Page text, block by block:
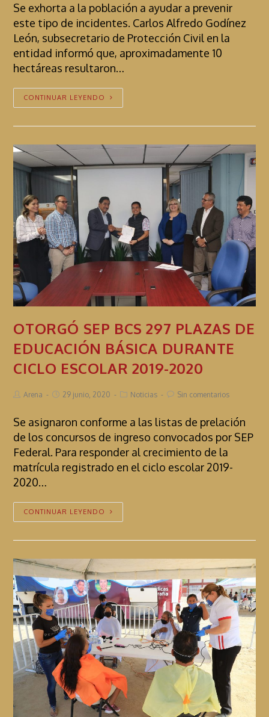
Se exhorta a la población a ayudar a prevenir
este tipo de incidentes. Carlos Alfredo Godínez
León, subsecretario de Protección Civil en la
entidad informó que, aproximadamente 10
hectáreas resultaron…
CONTINUAR LEYENDO
OTORGÓ SEP BCS 297 PLAZAS DE
EDUCACIÓN BÁSICA DURANTE
CICLO ESCOLAR 2019-2020
Arena 29 junio, 2020 Noticias Sin comentarios
Se asignaron conforme a las listas de prelación
de los concursos de ingreso convocados por SEP
Federal. Para responder al crecimiento de la
matrícula registrado en el ciclo escolar 2019-
2020…
CONTINUAR LEYENDO